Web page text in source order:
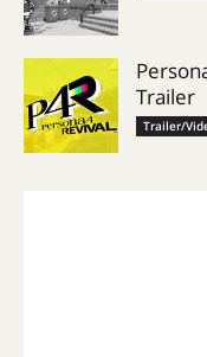
Trailer
Trailer/